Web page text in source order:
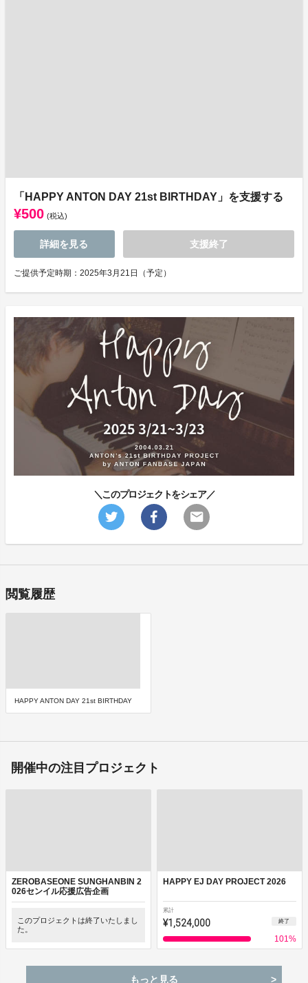
「HAPPY ANTON DAY 21st BIRTHDAY」を支援する
¥500 (税込)
詳細を見る 支援終了
ご提供予定時期：2025年3月21日（予定）
＼このプロジェクトをシェア／
閲覧履歴
HAPPY ANTON DAY 21st BIRTHDAY
開催中の注目プロジェクト
ZEROBASEONE SUNGHANBIN 2
026センイル応援広告企画
このプロジェクトは終了いたしまし
た。
HAPPY EJ DAY PROJECT 2026
累計
¥1,524,000 終了
101 %
もっと見る